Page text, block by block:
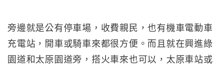
旁邊就是公有停車場，收費親民，也有機車電動車
充電站，開車或騎車來都很方便。而且就在興進綠
園道和太原園道旁，搭火車來也可以，太原車站或